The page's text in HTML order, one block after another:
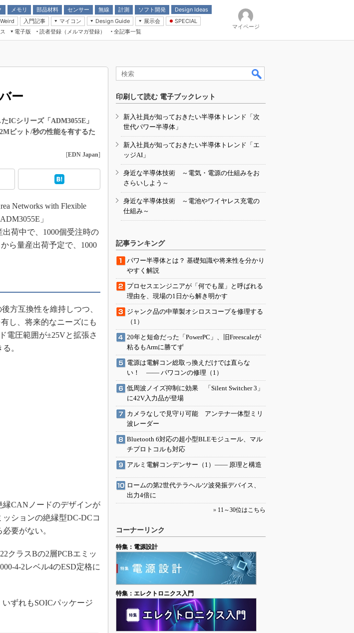
メモリ
部品材料
センサー 無線 計測 ソフト開発
Design Ideas
アナログ機能回路
計測とテスト
入門記事
マイコン
Design Guide
機器
展示会
CEATEC
組込み/エッジコンピューティング展
SPECIAL
Microchip情報
電子版
読者登録（メルマガ登録） 全記事一覧
マイページ
ー
ICシリーズ「ADM3055E」
ビット/秒の性能を有するた
[EDN Japan]
Networks with Flexible
」
出荷中で、1000個受注時の
ら量産出荷予定で、1000
方互換性を維持しつつ、
し、将来的なニーズにも
電圧範囲が±25Vと拡張さ
。
CANノードのデザインが
ションの絶縁型DC-DCコ
要がない。
クラスBの2層PCBエミッ
4-2レベル4のESD定格に
ずれもSOICパッケージ
印刷して読む 電子ブックレット
新入社員が知っておきたい半導体トレンド「次
世代パワー半導体」
新入社員が知っておきたい半導体トレンド「エ
ッジAI」
身近な半導体技術 ～電気・電源の仕組みをお
さらいしよう～
身近な半導体技術 ～電池やワイヤレス充電の
仕組み～
記事ランキング
パワー半導体とは？ 基礎知識や将来性を分かり
やすく解説
プロセスエンジニアが「何でも屋」と呼ばれる
理由を、現場の1日から解き明かす
ジャンク品の中華製オシロスコープを修理する
（1）
20年と短命だった「PowerPC」、旧Freescaleが
粘るもArmに勝てず
電源は電解コン総取っ換えだけでは直らな
い！ ―― パワコンの修理（1）
低周波ノイズ抑制に効果 「Silent Switcher 3」
に42V入力品が登場
カメラなしで見守り可能 アンテナ一体型ミリ
波レーダー
Bluetooth 6対応の超小型BLEモジュール、マル
チプロトコルも対応
アルミ電解コンデンサー（1）―― 原理と構造
ロームの第2世代テラヘルツ波発振デバイス、
出力4倍に
» 11～30位はこちら
コーナーリンク
特集：電源設計
特集：エレクトロニクス入門